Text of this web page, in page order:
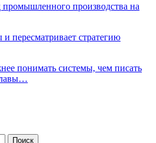
промышленного производства на
пересматривает стратегию
понимать системы, чем писать